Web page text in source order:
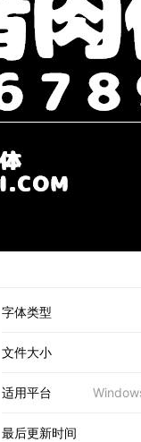
字体类型
文件大小
适用平台
最后更新时间